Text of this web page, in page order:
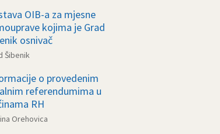
OIB-a za mjesne
kojima je Grad
osnivač
Šibenik
o provedenim
referendumima u
RH
Orehovica